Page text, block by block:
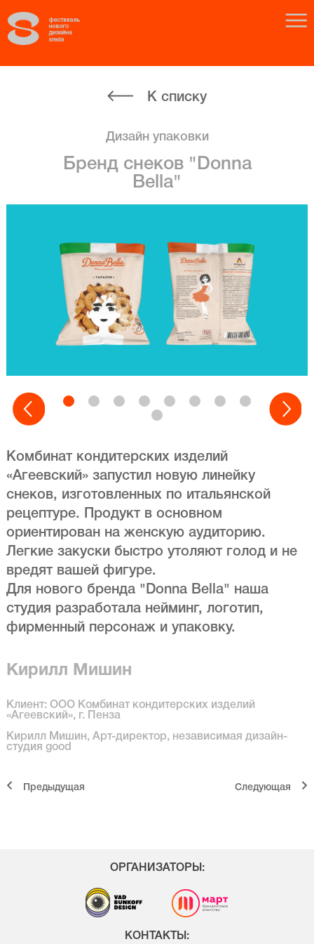
К списку
Дизайн упаковки
Бренд снеков "Donna
Bella"
Комбинат кондитерских изделий
«Агеевский» запустил новую линейку
снеков, изготовленных по итальянской
рецептуре. Продукт в основном
ориентирован на женскую аудиторию.
Легкие закуски быстро утоляют голод и не
вредят вашей фигуре.
Для нового бренда "Donna Bella" наша
студия разработала нейминг, логотип,
фирменный персонаж и упаковку.
Кирилл Мишин
Клиент: ООО Комбинат кондитерских изделий
«Агеевский», г. Пенза
Кирилл Мишин, Арт-директор, независимая дизайн-
студия good
Предыдущая Cледующая
ОРГАНИЗАТОРЫ:
КОНТАКТЫ: